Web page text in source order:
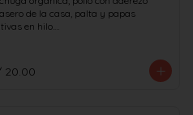
de la casa, palta y papas
en hilo.
20.00